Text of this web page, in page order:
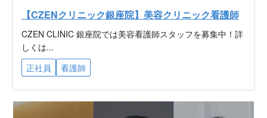
【CZENクリニック銀座院】美容クリニック看護師
CZEN CLINIC 銀座院では美容看護師スタッフを募集中！詳
しくは...
正社員
看護師